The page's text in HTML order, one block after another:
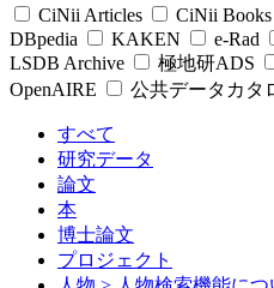
CiNii Articles
CiNii Books
DBpedia
KAKEN e-Rad
LSDB Archive
極地研ADS
OpenAIRE
公共データカタ
すべて
研究データ
論文
本
博士論文
プロジェクト